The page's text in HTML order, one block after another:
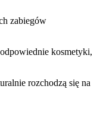
zabiegów
kosmetyki,
rozchodzą się na